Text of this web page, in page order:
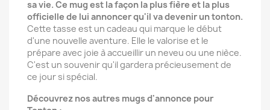
sa vie. Ce mug est la façon la plus fière et la plus
officielle de lui annoncer qu'il va devenir un tonton.
Cette tasse est un cadeau qui marque le début
d'une nouvelle aventure. Elle le valorise et le
prépare avec joie à accueillir un neveu ou une nièce.
C'est un souvenir qu'il gardera précieusement de
ce jour si spécial.
Découvrez nos autres mugs d'annonce pour